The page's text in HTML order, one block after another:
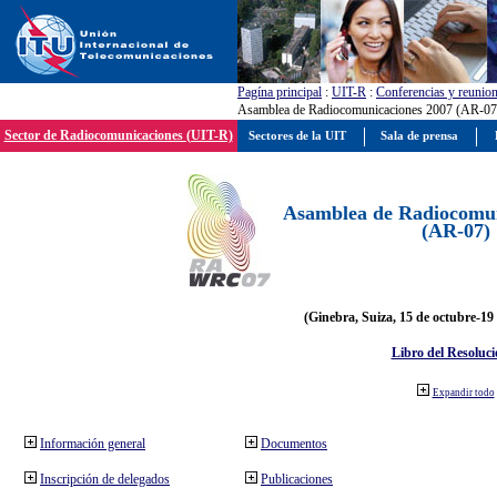
Pagína principal : UIT-R : Conferencias y
Asamblea de Radiocomunicaciones 2007 (AR-
Sector de Radiocomunicaciones (UIT-R)
Asamblea de
(AR-07)
(Ginebra, Suiza, 15 de octubre-19
Libro del
Expandir todo
Información general
Inscripción de delegados
Documentos
Publicaciones
Sectores de la UIT Sala de prensa